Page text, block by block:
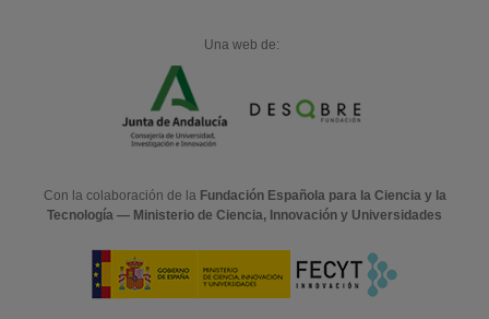
Una web de:
Con la colaboración de la Fundación Española para la Ciencia y la
Tecnología — Ministerio de Ciencia, Innovación y Universidades